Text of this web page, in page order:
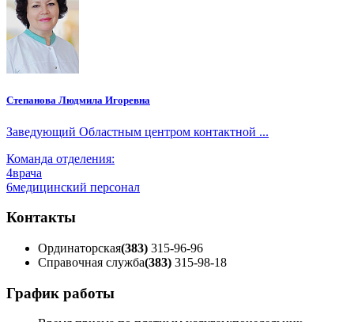
Степанова Людмила Игоревна
Заведующий Областным центром контактной ...
Команда отделения:
4врача
6медицинский персонал
Контакты
Ординаторская(383) 315-96-96
Справочная служба(383) 315-98-18
График работы